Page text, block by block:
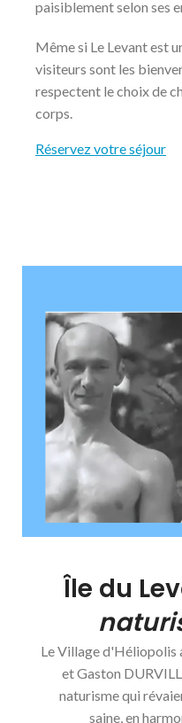
paisiblement selon ses
Même si Le Levant est
visiteurs sont les
respectent le choix de
corps.
Réservez votre séjour
Île du
Le Village d'Héliopolis
et Gaston
naturisme qui
saine, en